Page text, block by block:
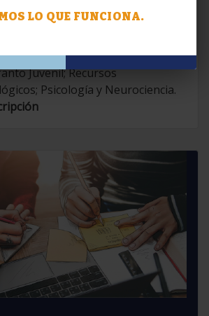
LO QUE FUNCIONA.
Diplomaturas 2026.
Problemáticas en el
Juvenil; Recursos
Psicología y Neurociencia.